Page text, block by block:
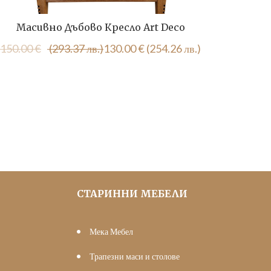
Масивно Дъбово Кресло Art Deco
150.00€ (293.37 лв.)Original
130.00€(254.26 лв.)
Текущата
СТАРИННИ МЕБЕЛИ
Мека Мебел
Трапезни маси и столове